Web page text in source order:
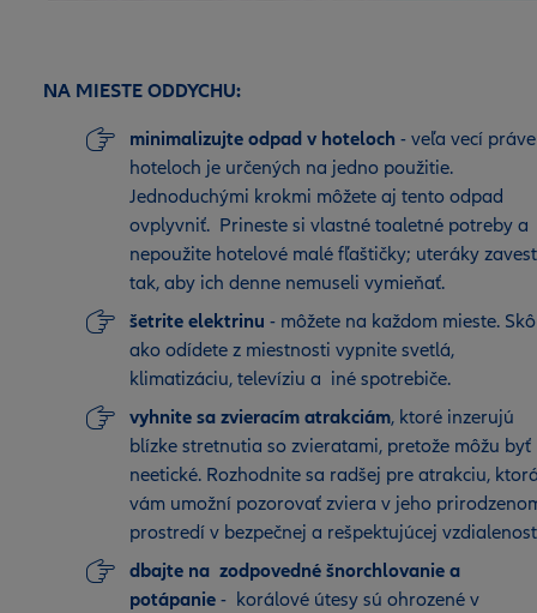
NA MIESTE ODDYCHU:
minimalizujte odpad v hoteloch - veľa vecí
hoteloch je určených na jedno použitie.
Jednoduchými krokmi môžete aj tento odpad
ovplyvniť. Prineste si vlastné toaletné potreby a
nepoužite hotelové malé fľaštičky; uteráky
tak, aby ich denne nemuseli vymieňať.
šetrite elektrinu - môžete na každom mieste.
ako odídete z miestnosti vypnite svetlá,
klimatizáciu, televíziu a iné spotrebiče.
vyhnite sa zvieracím atrakciám, ktoré inzerujú
blízke stretnutia so zvieratami, pretože môžu byť
neetické. Rozhodnite sa radšej pre atrakciu,
vám umožní pozorovať zviera v jeho
prostredí v bezpečnej a rešpektujúcej
dbajte na zodpovedné šnorchlovanie a
potápanie - korálové útesy sú ohrozené v